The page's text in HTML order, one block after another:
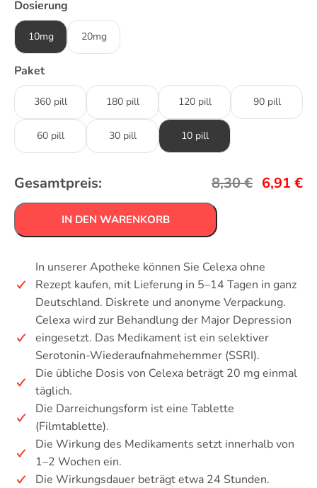
Dosierung
10mg 20mg
Paket
360 pill 180 pill 120 pill 90 pill
60 pill 30 pill 10 pill
Gesamtpreis: 8,30€ 6,91 €
IN DEN WARENKORB
In unserer Apotheke können Sie Celexa ohne
Rezept kaufen, mit Lieferung in 5–14 Tagen in ganz
Deutschland. Diskrete und anonyme Verpackung.
Celexa wird zur Behandlung der Major Depression
eingesetzt. Das Medikament ist ein selektiver
Serotonin-Wiederaufnahmehemmer (SSRI).
Die übliche Dosis von Celexa beträgt 20 mg einmal
täglich.
Die Darreichungsform ist eine Tablette
(Filmtablette).
Die Wirkung des Medikaments setzt innerhalb von
1–2 Wochen ein.
Die Wirkungsdauer beträgt etwa 24 Stunden.